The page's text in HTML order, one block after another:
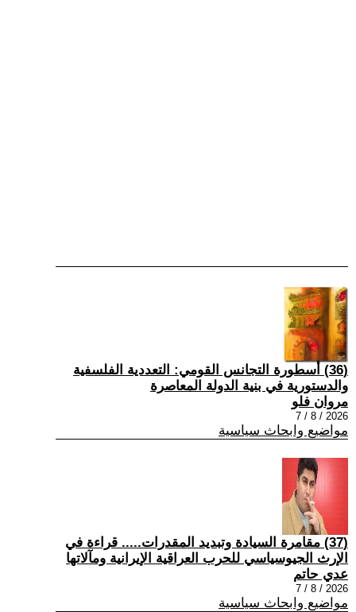
(36) أسطورة التجانس القومي: التعددية الفلسفية
والدستورية في بنية الدولة المعاصرة
مروان فلو
2026 / 8 / 7
مواضيع وابحاث سياسية
(37) مقامرة السيادة وتبديد المقدرات..... قراءة في
الإرث الجيوسياسي للحرب العراقية الإيرانية ومآلاتها
عدي حاتم
2026 / 8 / 7
مواضيع وابحاث سياسية